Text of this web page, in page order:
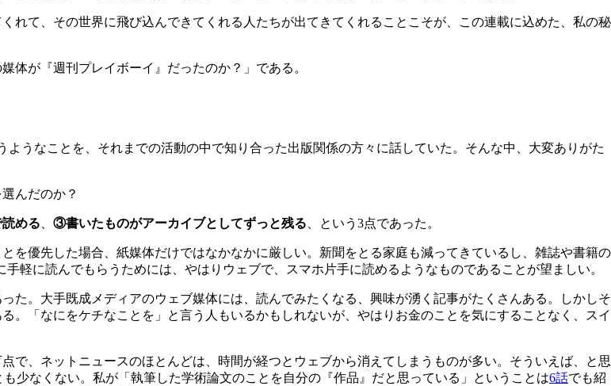
れて、その世界に飛び込んできてくれる人たちが出てきてくれることこそが、この連載に込めた、私の秘
が『週刊プレイボーイ』だったのか？」である。
うなことを、それまでの活動の中で知り合った出版関係の方々に話していた。そんな中、大変ありがた
んだのか？
める ③書いたものがアーカイブとしてずっと残る 、という3点であった。
を優先した場合、紙媒体だけではなかなかに厳しい。新聞をとる家庭も減ってきているし、雑誌や書籍の
軽に読んでもらうためには、やはりウェブで、スマホ片手に読めるようなものであることが望ましい。
た。大手既成メディアのウェブ媒体には、読んでみたくなる、興味が湧く記事がたくさんある。しかしそ
。「なにをケチなことを」と言う人もいるかもしれないが、やはりお金のことを気にすることなく、スイ
で、ネットニュースのほとんどは、時間が経つとウェブから消えてしまうものが多い。そういえば、と思
少なくない。私が「執筆した学術論文のことを自分の『作品』だと思っている」ということは6話でも紹